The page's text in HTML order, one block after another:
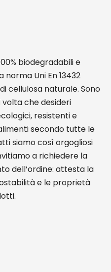
biodegradabili e
Uni En 13432
cellulosa naturale. Sono
volta che desideri
resistenti e
secondo tutte le
siamo così orgogliosi
a richiedere la
dell’ordine: attesta la
e le proprietà